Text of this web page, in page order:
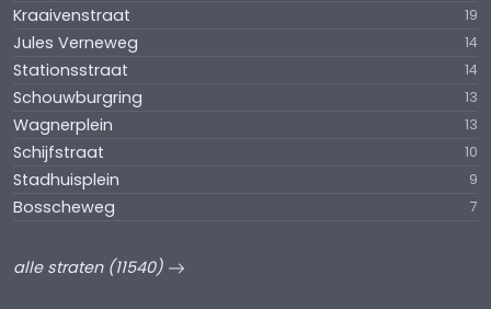
Kraaivenstraat 19
Jules Verneweg 14
Stationsstraat 14
Schouwburgring 13
Wagnerplein 13
Schijfstraat 10
Stadhuisplein 9
Bosscheweg 7
alle straten (11540)